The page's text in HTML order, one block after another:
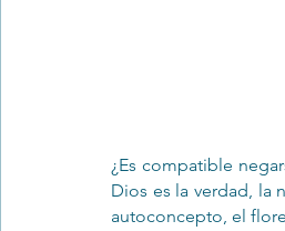
¿Es compatible
Dios es la verdad, la
autoconcepto, el